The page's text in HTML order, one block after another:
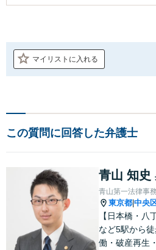
マイリストに入れる
この質問に回答した弁護士
青山 知史
青山第一法律事
東京都 中央
【日本橋・八
など5駅から
働・破産再生